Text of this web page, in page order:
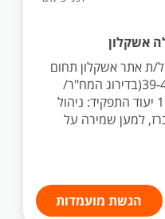
אשקלון
ת אתר אשקלון תחום
דרגות 9-11 (בדירוג המנהלי) 39-41(בדירוג המח"ר/
המהנדסים) מס' משרה: 158776 יעוד התפקיד: ניהול
למען שמירה על
הגשת מועמדות